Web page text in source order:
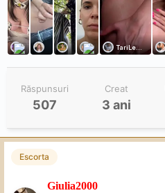
Răspunsuri
507
Creat
3 ani
Escorta
Giulia2000